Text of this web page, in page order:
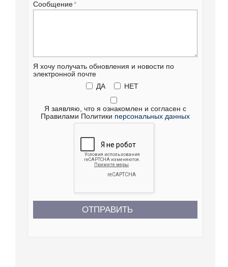
Сообщение
Я хочу получать обновления и новости по
электронной почте
ДА
НЕТ
Я заявляю, что я ознакомлен и согласен с
Правилами Политики персональных данных
ОТПРАВИТЬ